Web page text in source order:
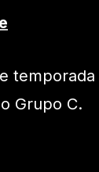
temporada
Grupo C.